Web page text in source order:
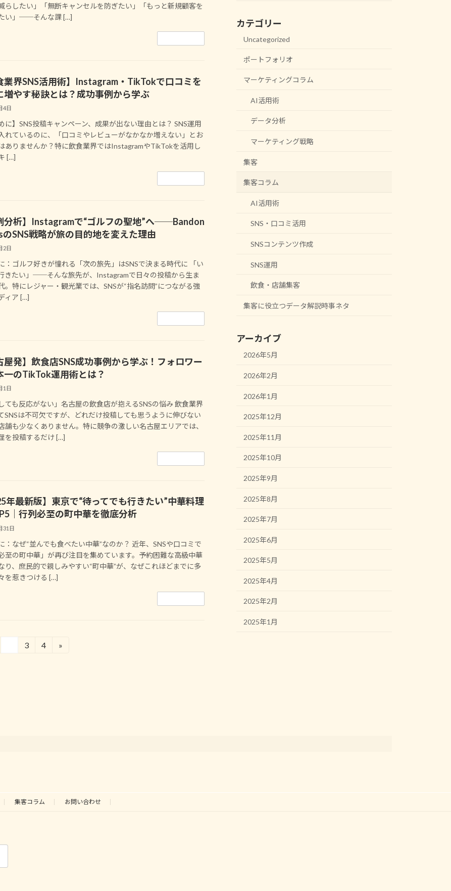
らしたい」「無断キャンセルを防ぎたい」「もっと新規顧客を
い」──そんな課 […]
業界SNS活用術】Instagram・TikTokで口コミを
増やす秘訣とは？成功事例から学ぶ
4日
に】SNS投稿キャンペーン、成果が出ない理由とは？ SNS運用
れているのに、「口コミやレビューがなかなか増えない」とお
ありませんか？特に飲食業界ではInstagramやTikTokを活用し
[…]
分析】Instagramで“ゴルフの聖地”へ──Bandon
のSNS戦略が旅の目的地を変えた理由
2日
：ゴルフ好きが憧れる「次の旅先」はSNSで決まる時代に 「い
きたい」──そんな旅先が、Instagramで日々の投稿から生ま
。特にレジャー・観光業では、SNSが“指名訪問”につながる強
ィア […]
屋発】飲食店SNS成功事例から学ぶ！フォロワー
一のTikTok運用術とは？
1日
ても反応がない」名古屋の飲食店が抱えるSNSの悩み 飲食業界
SNSは不可欠ですが、どれだけ投稿しても思うように伸びない
舗も少なくありません。特に競争の激しい名古屋エリアでは、
を投稿するだけ […]
年最新版】東京で“待ってでも行きたい”中華料理
｜行列必至の町中華を徹底分析
31日
：なぜ“並んでも食べたい中華”なのか？ 近年、SNSや口コミで
至の町中華」が再び注目を集めています。予約困難な高級中華
り、庶民的で親しみやすい“町中華”が、なぜこれほどまでに多
を惹きつける […]
固
3
固
4 »
カテゴリー
Uncategorized
ポートフォリオ
マーケティングコラム
AI活用術
データ分析
マーケティング戦略
集客
集客コラム
AI活用術
SNS・口コミ活用
SNSコンテンツ作成
SNS運用
飲食・店舗集客
集客に役立つデータ解説時事ネタ
アーカイブ
2026年5月
2026年2月
2026年1月
2025年12月
2025年11月
2025年10月
2025年9月
2025年8月
2025年7月
2025年6月
2025年5月
2025年4月
2025年2月
2025年1月
集客コラム お問い合わせ